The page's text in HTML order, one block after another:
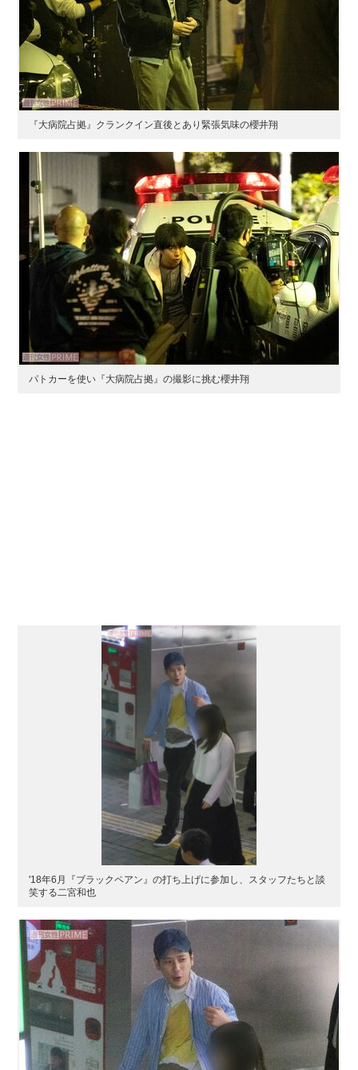
『大病院占拠』クランクイン直後とあり緊張気味の櫻井翔
パトカーを使い『大病院占拠』の撮影に挑む櫻井翔
'18年6月『ブラックペアン』の打ち上げに参加し、スタッフたちと談
笑する二宮和也